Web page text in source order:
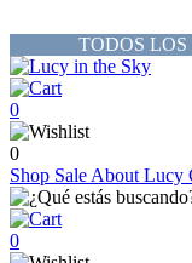
TODOS
0
0
Shop Sale About Lucy
0